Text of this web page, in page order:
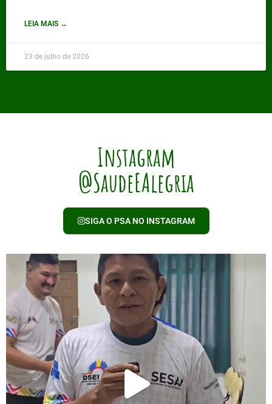
LEIA MAIS →
23 de julho de 2026
Instagram
@SaudeEAlegria
SIGA O PSA NO INSTAGRAM